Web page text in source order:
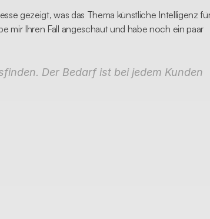
gezeigt, was das Thema künstliche Intelligenz
mir Ihren Fall angeschaut und habe noch ein paar
Der Bedarf ist bei jedem Kunden